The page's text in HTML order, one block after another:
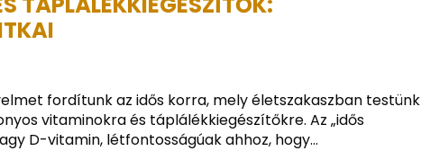
fordítunk az idős korra, mely életszakaszban testünk
vitaminokra és táplálékkiegészítőkre. Az „idős
D-vitamin, létfontosságúak ahhoz, hogy...